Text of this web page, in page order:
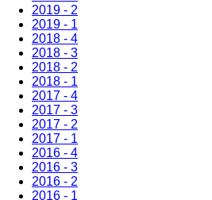
2019 - 2
2019 - 1
2018 - 4
2018 - 3
2018 - 2
2018 - 1
2017 - 4
2017 - 3
2017 - 2
2017 - 1
2016 - 4
2016 - 3
2016 - 2
2016 - 1